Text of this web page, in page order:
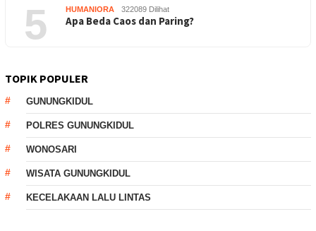
5 HUMANIORA 322089 Dilihat
Apa Beda Caos dan Paring?
TOPIK POPULER
GUNUNGKIDUL
POLRES GUNUNGKIDUL
WONOSARI
WISATA GUNUNGKIDUL
KECELAKAAN LALU LINTAS